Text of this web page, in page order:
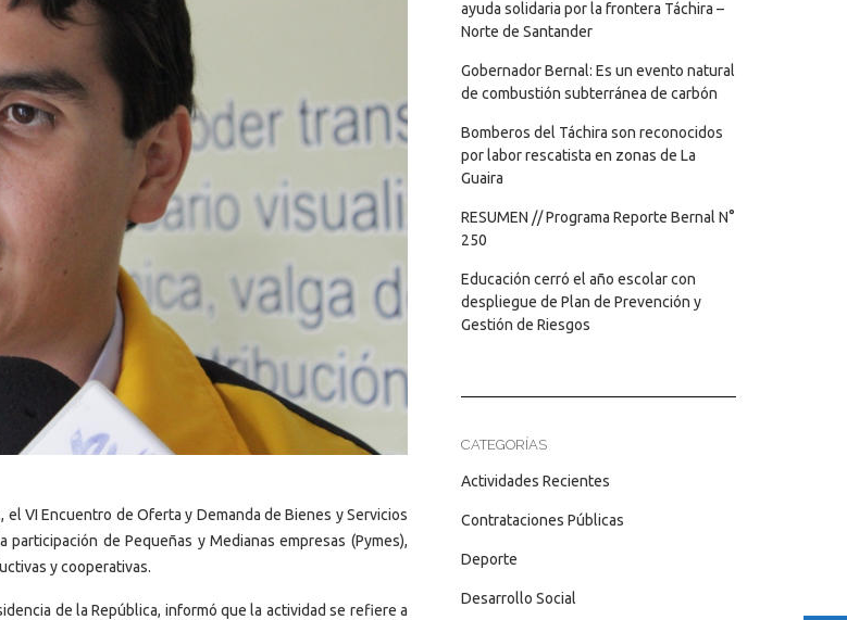
VI Encuentro de Oferta y Demanda de Bienes y Servicios
de Pequeñas y Medianas empresas (Pymes),
y cooperativas.
de la República, informó que la actividad se refiere a
ayuda solidaria por la frontera Táchira –
Norte de Santander
Gobernador Bernal: Es un evento natural
de combustión subterránea de carbón
Bomberos del Táchira son reconocidos
por labor rescatista en zonas de La
Guaira
RESUMEN // Programa Reporte Bernal N°
250
Educación cerró el año escolar con
despliegue de Plan de Prevención y
Gestión de Riesgos
CATEGORÍAS
Actividades Recientes
Contrataciones Públicas
Deporte
Desarrollo Social